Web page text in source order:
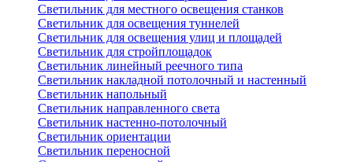
Светильник для местного освещения станков
Светильник для освещения туннелей
Светильник для освещения улиц и площадей
Светильник для стройплощадок
Светильник линейный реечного типа
Светильник накладной потолочный и настенный
Светильник напольный
Светильник направленного света
Светильник настенно-потолочный
Светильник ориентации
Светильник переносной